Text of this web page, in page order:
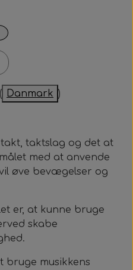
filen til din opgivne
med eller kopieres til
Danmark )
takt, taktslag og det at
med at anvende
øve bevægelser og
er, at kunne bruge
skabe
bruge musikkens